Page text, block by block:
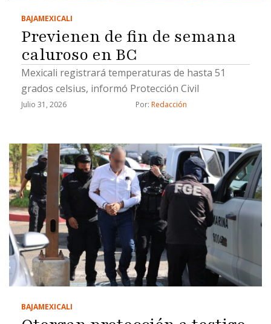
BAJAMEXICALI
Previenen de fin de semana
caluroso en BC
Mexicali registrará temperaturas de hasta 51
grados celsius, informó Protección Civil
Julio 31, 2026 Por: Redacción
BAJAMEXICALI